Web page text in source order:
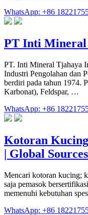
WhatsApp: +86
PT Inti Mineral
PT. Inti Mineral Tjahaya
Industri Pengolahan dan
berdiri pada tahun 1974.
Karbonat), Feldspar, …
WhatsApp: +86
Kotoran
| Global Sources
Mencari kotoran kucing;
saja pemasok
memenuhi kebutuhan
WhatsApp: +86